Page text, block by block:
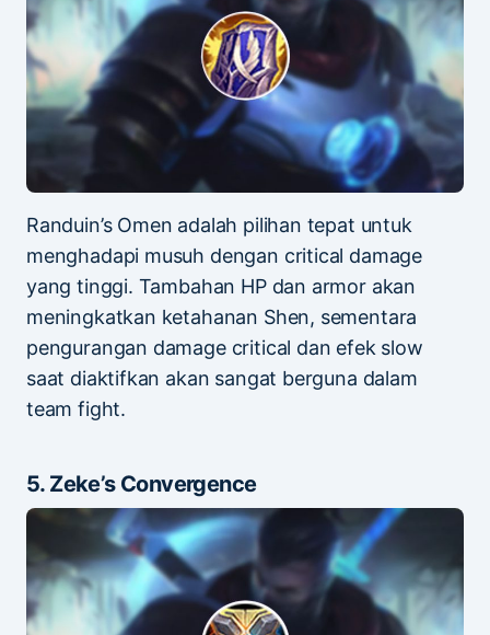
Randuin’s Omen adalah pilihan tepat untuk
menghadapi musuh dengan critical damage
yang tinggi. Tambahan HP dan armor akan
meningkatkan ketahanan Shen, sementara
pengurangan damage critical dan efek slow
saat diaktifkan akan sangat berguna dalam
team fight.
5. Zeke’s Convergence